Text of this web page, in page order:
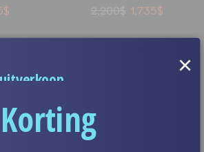
$
2,200$ 1,735$
×